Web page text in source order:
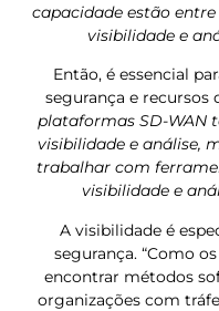
capacidade estão
visibilidade e
Então, é essencial
segurança e recursos
plataformas SD-WAN
visibilidade e análise,
trabalhar com
visibilidade e
A visibilidade é
segurança. “Como
encontrar métodos
organizações com